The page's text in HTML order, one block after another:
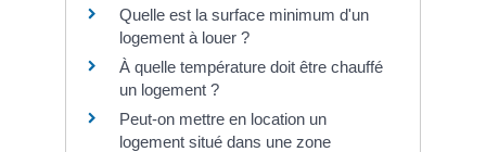
Quelle est la surface minimum d'un
logement à louer ?
À quelle température doit être chauffé
un logement ?
Peut-on mettre en location un
logement situé dans une zone